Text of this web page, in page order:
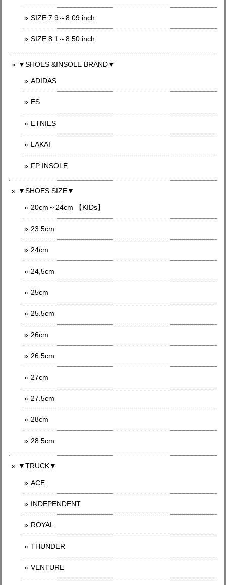
SIZE 7.9～8.09 inch
SIZE 8.1～8.50 inch
▼SHOES &INSOLE BRAND▼
ADIDAS
ES
ETNIES
LAKAI
FP INSOLE
▼SHOES SIZE▼
20cm～24cm 【KIDs】
23.5cm
24cm
24,5cm
25cm
25.5cm
26cm
26.5cm
27cm
27.5cm
28cm
28.5cm
▼TRUCK▼
ACE
INDEPENDENT
ROYAL
THUNDER
VENTURE